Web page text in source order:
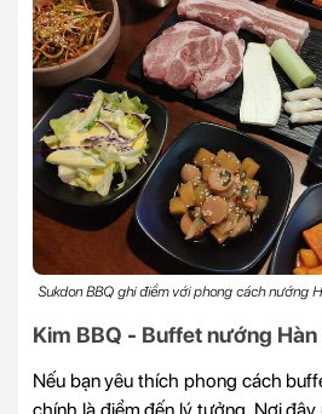
Sukdon BBQ ghi điểm với phong cách nướng
Kim BBQ - Buffet nướng Hàn
Nếu bạn yêu thích phong cách